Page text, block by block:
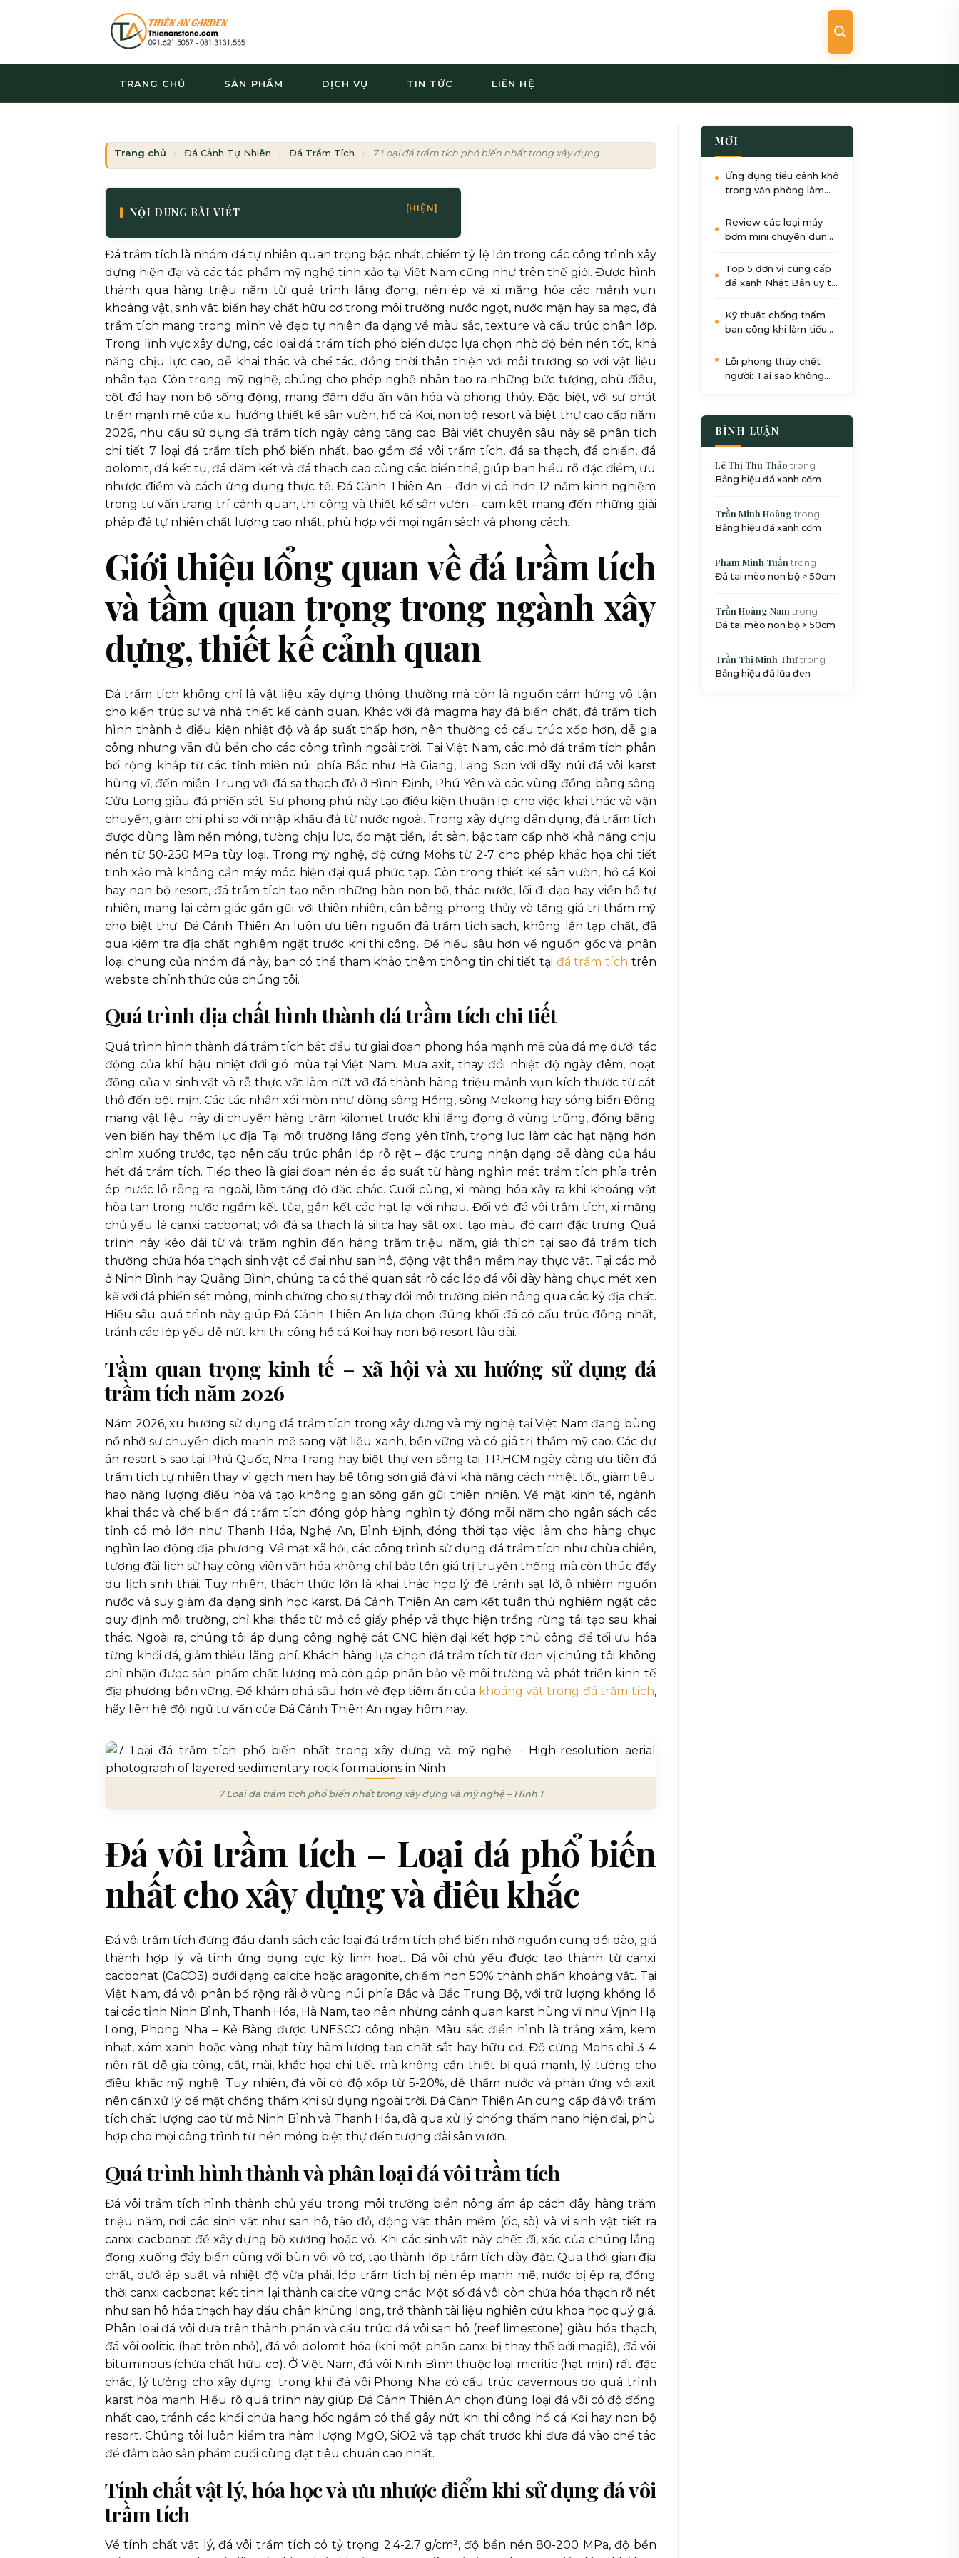
dung
TRANG CHỦ SẢN PHẨM DỊCH VỤ TIN TỨC LIÊN HỆ
Trang chủ Đá Cảnh Tự Nhiên Đá Trầm Tích 7 Loại đá trầm tích phổ biến nhất trong xây dựng và mỹ nghệ
NỘI DUNG BÀI VIẾT [HIỆN]
Đá trầm tích là nhóm đá tự nhiên quan trọng bậc nhất, chiếm tỷ lệ lớn trong các công trình xây
dựng hiện đại và các tác phẩm mỹ nghệ tinh xảo tại Việt Nam cũng như trên thế giới. Được hình
thành qua hàng triệu năm từ quá trình lắng đọng, nén ép và xi măng hóa các mảnh vụn
khoáng vật, sinh vật biển hay chất hữu cơ trong môi trường nước ngọt, nước mặn hay sa mạc, đá
trầm tích mang trong mình vẻ đẹp tự nhiên đa dạng về màu sắc, texture và cấu trúc phân lớp.
Trong lĩnh vực xây dựng, các loại đá trầm tích phổ biến được lựa chọn nhờ độ bền nén tốt, khả
năng chịu lực cao, dễ khai thác và chế tác, đồng thời thân thiện với môi trường so với vật liệu
nhân tạo. Còn trong mỹ nghệ, chúng cho phép nghệ nhân tạo ra những bức tượng, phù điêu,
cột đá hay non bộ sống động, mang đậm dấu ấn văn hóa và phong thủy. Đặc biệt, với sự phát
triển mạnh mẽ của xu hướng thiết kế sân vườn, hồ cá Koi, non bộ resort và biệt thự cao cấp năm
2026, nhu cầu sử dụng đá trầm tích ngày càng tăng cao. Bài viết chuyên sâu này sẽ phân tích
chi tiết 7 loại đá trầm tích phổ biến nhất, bao gồm đá vôi trầm tích, đá sa thạch, đá phiến, đá
dolomit, đá kết tụ, đá dăm kết và đá thạch cao cùng các biến thể, giúp bạn hiểu rõ đặc điểm, ưu
nhược điểm và cách ứng dụng thực tế. Đá Cảnh Thiên An – đơn vị có hơn 12 năm kinh nghiệm
trong tư vấn trang trí cảnh quan, thi công và thiết kế sân vườn – cam kết mang đến những giải
pháp đá tự nhiên chất lượng cao nhất, phù hợp với mọi ngân sách và phong cách.
Giới thiệu tổng quan về đá trầm tích
và tầm quan trọng trong ngành xây
dựng, thiết kế cảnh quan
Đá trầm tích không chỉ là vật liệu xây dựng thông thường mà còn là nguồn cảm hứng vô tận
cho kiến trúc sư và nhà thiết kế cảnh quan. Khác với đá magma hay đá biến chất, đá trầm tích
hình thành ở điều kiện nhiệt độ và áp suất thấp hơn, nên thường có cấu trúc xốp hơn, dễ gia
công nhưng vẫn đủ bền cho các công trình ngoài trời. Tại Việt Nam, các mỏ đá trầm tích phân
bố rộng khắp từ các tỉnh miền núi phía Bắc như Hà Giang, Lạng Sơn với dãy núi đá vôi karst
hùng vĩ, đến miền Trung với đá sa thạch đỏ ở Bình Định, Phú Yên và các vùng đồng bằng sông
Cửu Long giàu đá phiến sét. Sự phong phú này tạo điều kiện thuận lợi cho việc khai thác và vận
chuyển, giảm chi phí so với nhập khẩu đá từ nước ngoài. Trong xây dựng dân dụng, đá trầm tích
được dùng làm nền móng, tường chịu lực, ốp mặt tiền, lát sàn, bậc tam cấp nhờ khả năng chịu
nén từ 50-250 MPa tùy loại. Trong mỹ nghệ, độ cứng Mohs từ 2-7 cho phép khắc họa chi tiết
tinh xảo mà không cần máy móc hiện đại quá phức tạp. Còn trong thiết kế sân vườn, hồ cá Koi
hay non bộ resort, đá trầm tích tạo nên những hòn non bộ, thác nước, lối đi dạo hay viền hồ tự
nhiên, mang lại cảm giác gần gũi với thiên nhiên, cân bằng phong thủy và tăng giá trị thẩm mỹ
cho biệt thự. Đá Cảnh Thiên An luôn ưu tiên nguồn đá trầm tích sạch, không lẫn tạp chất, đã
qua kiểm tra địa chất nghiêm ngặt trước khi thi công. Để hiểu sâu hơn về nguồn gốc và phân
loại chung của nhóm đá này, bạn có thể tham khảo thêm thông tin chi tiết tại đá trầm tích trên
website chính thức của chúng tôi.
Quá trình địa chất hình thành đá trầm tích chi tiết
Quá trình hình thành đá trầm tích bắt đầu từ giai đoạn phong hóa mạnh mẽ của đá mẹ dưới tác
động của khí hậu nhiệt đới gió mùa tại Việt Nam. Mưa axit, thay đổi nhiệt độ ngày đêm, hoạt
động của vi sinh vật và rễ thực vật làm nứt vỡ đá thành hàng triệu mảnh vụn kích thước từ cát
thô đến bột mịn. Các tác nhân xói mòn như dòng sông Hồng, sông Mekong hay sóng biển Đông
mang vật liệu này di chuyển hàng trăm kilomet trước khi lắng đọng ở vùng trũng, đồng bằng
ven biển hay thềm lục địa. Tại môi trường lắng đọng yên tĩnh, trọng lực làm các hạt nặng hơn
chìm xuống trước, tạo nên cấu trúc phân lớp rõ rệt – đặc trưng nhận dạng dễ dàng của hầu
hết đá trầm tích. Tiếp theo là giai đoạn nén ép: áp suất từ hàng nghìn mét trầm tích phía trên
ép nước lỗ rỗng ra ngoài, làm tăng độ đặc chắc. Cuối cùng, xi măng hóa xảy ra khi khoáng vật
hòa tan trong nước ngầm kết tủa, gắn kết các hạt lại với nhau. Đối với đá vôi trầm tích, xi măng
chủ yếu là canxi cacbonat; với đá sa thạch là silica hay sắt oxit tạo màu đỏ cam đặc trưng. Quá
trình này kéo dài từ vài trăm nghìn đến hàng trăm triệu năm, giải thích tại sao đá trầm tích
thường chứa hóa thạch sinh vật cổ đại như san hô, động vật thân mềm hay thực vật. Tại các mỏ
ở Ninh Bình hay Quảng Bình, chúng ta có thể quan sát rõ các lớp đá vôi dày hàng chục mét xen
kẽ với đá phiến sét mỏng, minh chứng cho sự thay đổi môi trường biển nông qua các kỷ địa chất.
Hiểu sâu quá trình này giúp Đá Cảnh Thiên An lựa chọn đúng khối đá có cấu trúc đồng nhất,
tránh các lớp yếu dễ nứt khi thi công hồ cá Koi hay non bộ resort lâu dài.
Tầm quan trọng kinh tế – xã hội và xu hướng sử dụng đá
trầm tích năm 2026
Năm 2026, xu hướng sử dụng đá trầm tích trong xây dựng và mỹ nghệ tại Việt Nam đang bùng
nổ nhờ sự chuyển dịch mạnh mẽ sang vật liệu xanh, bền vững và có giá trị thẩm mỹ cao. Các dự
án resort 5 sao tại Phú Quốc, Nha Trang hay biệt thự ven sông tại TP.HCM ngày càng ưu tiên đá
trầm tích tự nhiên thay vì gạch men hay bê tông sơn giả đá vì khả năng cách nhiệt tốt, giảm tiêu
hao năng lượng điều hòa và tạo không gian sống gần gũi thiên nhiên. Về mặt kinh tế, ngành
khai thác và chế biến đá trầm tích đóng góp hàng nghìn tỷ đồng mỗi năm cho ngân sách các
tỉnh có mỏ lớn như Thanh Hóa, Nghệ An, Bình Định, đồng thời tạo việc làm cho hàng chục
nghìn lao động địa phương. Về mặt xã hội, các công trình sử dụng đá trầm tích như chùa chiền,
tượng đài lịch sử hay công viên văn hóa không chỉ bảo tồn giá trị truyền thống mà còn thúc đẩy
du lịch sinh thái. Tuy nhiên, thách thức lớn là khai thác hợp lý để tránh sạt lở, ô nhiễm nguồn
nước và suy giảm đa dạng sinh học karst. Đá Cảnh Thiên An cam kết tuân thủ nghiêm ngặt các
quy định môi trường, chỉ khai thác từ mỏ có giấy phép và thực hiện trồng rừng tái tạo sau khai
thác. Ngoài ra, chúng tôi áp dụng công nghệ cắt CNC hiện đại kết hợp thủ công để tối ưu hóa
từng khối đá, giảm thiểu lãng phí. Khách hàng lựa chọn đá trầm tích từ đơn vị chúng tôi không
chỉ nhận được sản phẩm chất lượng mà còn góp phần bảo vệ môi trường và phát triển kinh tế
địa phương bền vững. Để khám phá sâu hơn vẻ đẹp tiềm ẩn của khoáng vật trong đá trầm tích,
hãy liên hệ đội ngũ tư vấn của Đá Cảnh Thiên An ngay hôm nay.
7 Loại đá trầm tích phổ biến nhất trong xây dựng và mỹ nghệ – Hình 1
Đá vôi trầm tích – Loại đá phổ biến
nhất cho xây dựng và điêu khắc
Đá vôi trầm tích đứng đầu danh sách các loại đá trầm tích phổ biến nhờ nguồn cung dồi dào, giá
thành hợp lý và tính ứng dụng cực kỳ linh hoạt. Đá vôi chủ yếu được tạo thành từ canxi
cacbonat (CaCO3) dưới dạng calcite hoặc aragonite, chiếm hơn 50% thành phần khoáng vật. Tại
Việt Nam, đá vôi phân bố rộng rãi ở vùng núi phía Bắc và Bắc Trung Bộ, với trữ lượng khổng lồ
tại các tỉnh Ninh Bình, Thanh Hóa, Hà Nam, tạo nên những cảnh quan karst hùng vĩ như Vịnh Hạ
Long, Phong Nha – Kẻ Bàng được UNESCO công nhận. Màu sắc điển hình là trắng xám, kem
nhạt, xám xanh hoặc vàng nhạt tùy hàm lượng tạp chất sắt hay hữu cơ. Độ cứng Mohs chỉ 3-4
nên rất dễ gia công, cắt, mài, khắc họa chi tiết mà không cần thiết bị quá mạnh, lý tưởng cho
điêu khắc mỹ nghệ. Tuy nhiên, đá vôi có độ xốp từ 5-20%, dễ thấm nước và phản ứng với axit
nên cần xử lý bề mặt chống thấm khi sử dụng ngoài trời. Đá Cảnh Thiên An cung cấp đá vôi trầm
tích chất lượng cao từ mỏ Ninh Bình và Thanh Hóa, đã qua xử lý chống thấm nano hiện đại, phù
hợp cho mọi công trình từ nền móng biệt thự đến tượng đài sân vườn.
Quá trình hình thành và phân loại đá vôi trầm tích
Đá vôi trầm tích hình thành chủ yếu trong môi trường biển nông ấm áp cách đây hàng trăm
triệu năm, nơi các sinh vật như san hô, tảo đỏ, động vật thân mềm (ốc, sò) và vi sinh vật tiết ra
canxi cacbonat để xây dựng bộ xương hoặc vỏ. Khi các sinh vật này chết đi, xác của chúng lắng
đọng xuống đáy biển cùng với bùn vôi vô cơ, tạo thành lớp trầm tích dày đặc. Qua thời gian địa
chất, dưới áp suất và nhiệt độ vừa phải, lớp trầm tích bị nén ép mạnh mẽ, nước bị ép ra, đồng
thời canxi cacbonat kết tinh lại thành calcite vững chắc. Một số đá vôi còn chứa hóa thạch rõ nét
như san hô hóa thạch hay dấu chân khủng long, trở thành tài liệu nghiên cứu khoa học quý giá.
Phân loại đá vôi dựa trên thành phần và cấu trúc: đá vôi san hô (reef limestone) giàu hóa thạch,
đá vôi oolitic (hạt tròn nhỏ), đá vôi dolomit hóa (khi một phần canxi bị thay thế bởi magiê), đá vôi
bituminous (chứa chất hữu cơ). Ở Việt Nam, đá vôi Ninh Bình thuộc loại micritic (hạt mịn) rất đặc
chắc, lý tưởng cho xây dựng; trong khi đá vôi Phong Nha có cấu trúc cavernous do quá trình
karst hóa mạnh. Hiểu rõ quá trình này giúp Đá Cảnh Thiên An chọn đúng loại đá vôi có độ đồng
nhất cao, tránh các khối chứa hang hốc ngầm có thể gây nứt khi thi công hồ cá Koi hay non bộ
resort. Chúng tôi luôn kiểm tra hàm lượng MgO, SiO2 và tạp chất trước khi đưa đá vào chế tác
để đảm bảo sản phẩm cuối cùng đạt tiêu chuẩn cao nhất.
Tính chất vật lý, hóa học và ưu nhược điểm khi sử dụng đá vôi
trầm tích
Về tính chất vật lý, đá vôi trầm tích có tỷ trọng 2.4-2.7 g/cm³, độ bền nén 80-200 MPa, độ bền
MỚI
Ứng dụng tiểu cảnh khô
trong văn phòng làm
năng suất
Review các loại máy
bơm mini chuyên dụng
sân
Top 5 đơn vị cung cấp
đá xanh Nhật Bản uy tín
Kỹ thuật chống thấm
ban công khi làm tiểu
chuẩn SEO
Lỗi phong thủy chết
người: Tại sao không
BÌNH LUẬN
Lê Thị Thu Thảo trong
Bảng hiệu đá xanh cốm
Trần Minh Hoàng trong
Bảng hiệu đá xanh cốm
Phạm Minh Tuấn trong
Đá tai mèo non bộ > 50cm
Trần Hoàng Nam trong
Đá tai mèo non bộ > 50cm
Trần Thị Minh Thưtrong
Bảng hiệu đá lũa đen